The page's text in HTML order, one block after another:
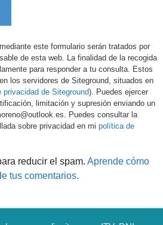
este formulario serán tratados por
de esta web. La finalidad de la recogida
para responder a tu consulta. Estos
los servidores de Siteground, situados en
privacidad de Siteground). Puedes ejercer
limitación y supresión enviando un
Puedes consultar la
sobre privacidad en mi política de
reducir el spam. Aprende cómo
tus comentarios.